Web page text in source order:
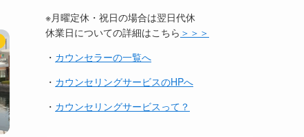
※月曜定休・祝日の場合は翌日代休
休業日についての詳細はこちら ＞＞＞
・ カウンセラーの一覧へ
・ カウンセリングサービスのHPへ
・ カウンセリングサービスって？